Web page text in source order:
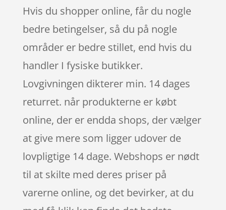
Hvis du shopper online, får du nogle
bedre betingelser, så du på nogle
områder er bedre stillet, end hvis du
handler I fysiske butikker.
Lovgivningen dikterer min. 14 dages
returret. når produkterne er købt
online, der er endda shops, der vælger
at give mere som ligger udover de
lovpligtige 14 dage. Webshops er nødt
til at skilte med deres priser på
varerne online, og det bevirker, at du